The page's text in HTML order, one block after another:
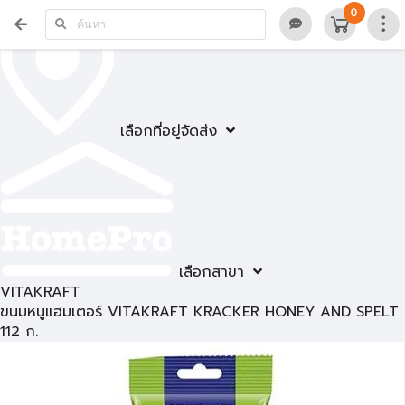
เลือกที่อยู่จัดส่ง
เลือกสาขา
0
VITAKRAFT
ขนมหนูแฮมเตอร์ VITAKRAFT KRACKER HONEY AND SPELT
112 ก.